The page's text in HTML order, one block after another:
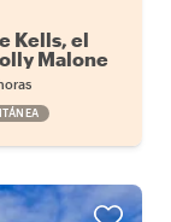
Kells, el
Malone